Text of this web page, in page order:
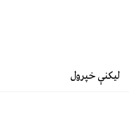
لیکنې خپرول